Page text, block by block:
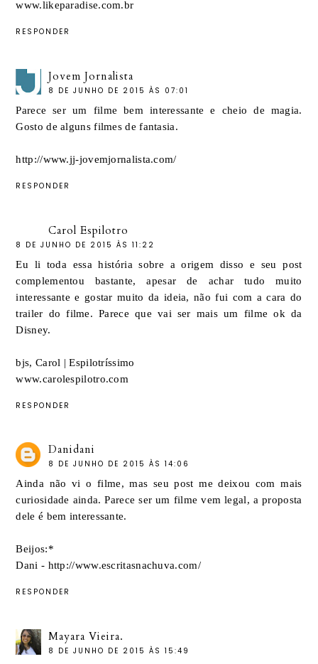
www.likeparadise.com.br
RESPONDER
Jovem Jornalista
8 DE JUNHO DE 2015 ÀS 07:01
Parece ser um filme bem interessante e cheio de magia.
Gosto de alguns filmes de fantasia.
http://www.jj-jovemjornalista.com/
RESPONDER
Carol Espilotro
8 DE JUNHO DE 2015 ÀS 11:22
Eu li toda essa história sobre a origem disso e seu post
complementou bastante, apesar de achar tudo muito
interessante e gostar muito da ideia, não fui com a cara do
trailer do filme. Parece que vai ser mais um filme ok da
Disney.
bjs, Carol | Espilotríssimo
www.carolespilotro.com
RESPONDER
Danidani
8 DE JUNHO DE 2015 ÀS 14:06
Ainda não vi o filme, mas seu post me deixou com mais
curiosidade ainda. Parece ser um filme vem legal, a proposta
dele é bem interessante.
Beijos:*
Dani - http://www.escritasnachuva.com/
RESPONDER
Mayara Vieira.
8 DE JUNHO DE 2015 ÀS 15:49